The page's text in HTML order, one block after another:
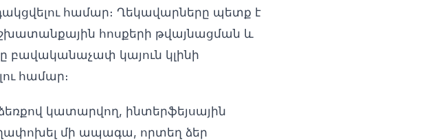
համար։ Ղեկավարները պետք է
հոսքերի թվայնացման և
բավականաչափ կայուն կլինի
համար։
կատարվող, ինտերֆեյսային
մի ապագա, որտեղ ձեր